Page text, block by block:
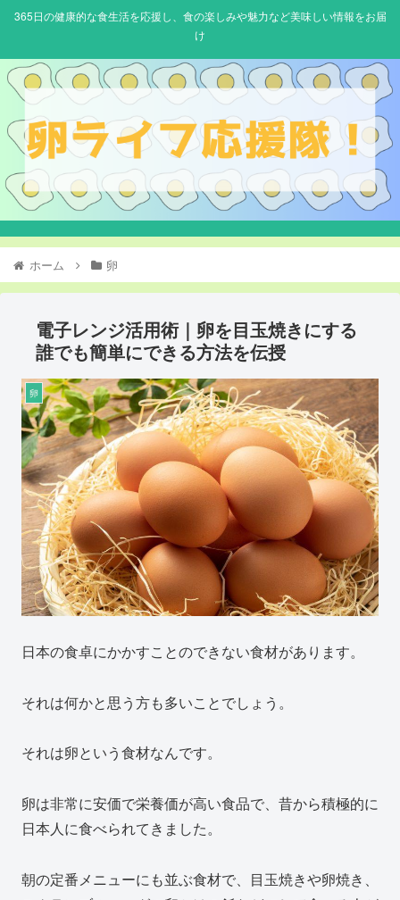
365日の健康的な食生活を応援し、食の楽しみや魅力など美味しい情報をお届
け
ホーム 卵
電子レンジ活用術｜卵を目玉焼きにする
誰でも簡単にできる方法を伝授
卵
日本の食卓にかかすことのできない食材があります。
それは何かと思う方も多いことでしょう。
それは卵という食材なんです。
卵は非常に安価で栄養価が高い食品で、昔から積極的に
日本人に食べられてきました。
朝の定番メニューにも並ぶ食材で、目玉焼きや卵焼き、